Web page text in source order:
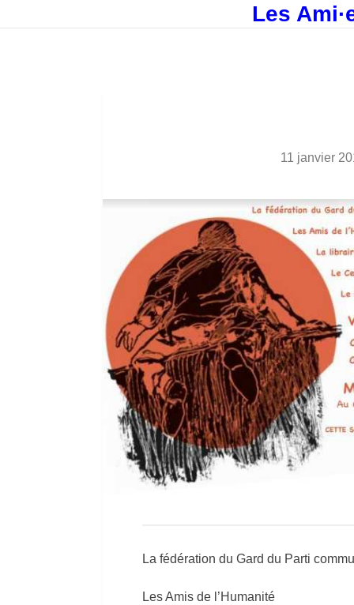
Les
11 janvier
La fédération du Gard du Parti
Les Amis de l’Humanité